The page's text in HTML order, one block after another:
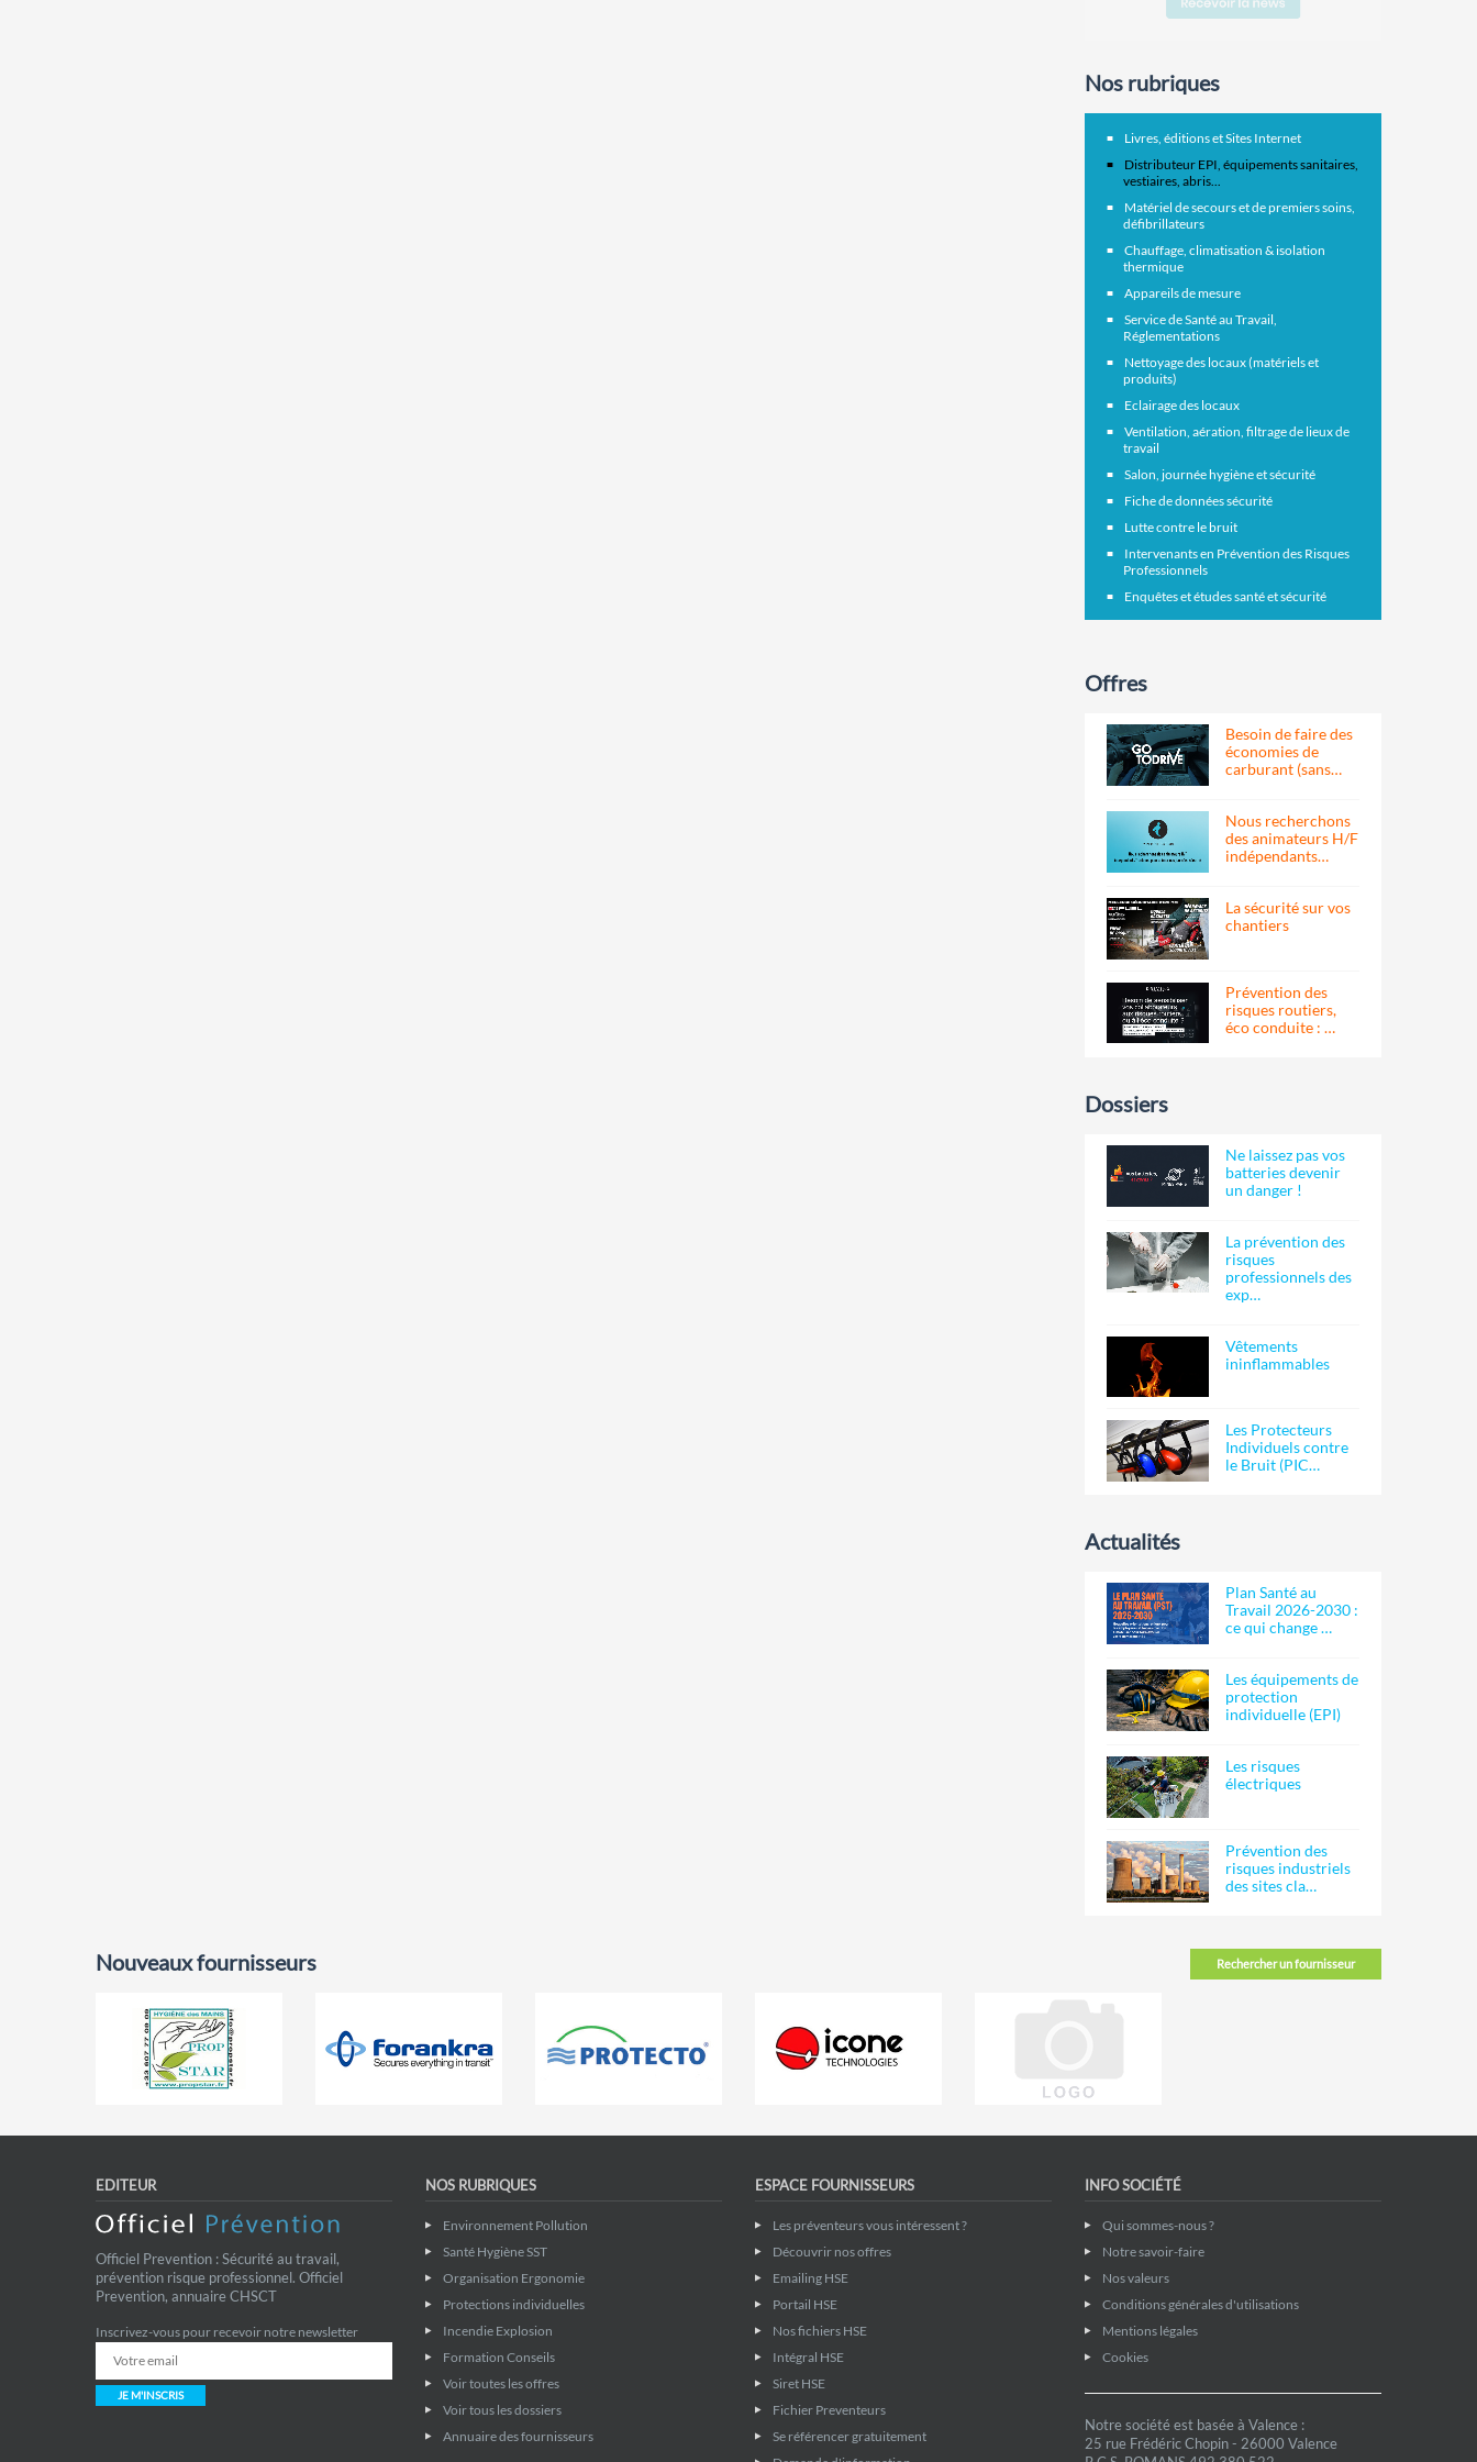
Nos rubriques
Livres, éditions et Sites Internet
Distributeur EPI, équipements sanitaires,
vestiaires, abris...
Matériel de secours et de premiers soins,
défibrillateurs
Chauffage, climatisation & isolation
thermique
Appareils de mesure
Service de Santé au Travail,
Réglementations
Nettoyage des locaux (matériels et
produits)
Eclairage des locaux
Ventilation, aération, filtrage de lieux de
travail
Salon, journée hygiène et sécurité
Fiche de données sécurité
Lutte contre le bruit
Intervenants en Prévention des Risques
Professionnels
Enquêtes et études santé et sécurité
Offres
Besoin de faire des
économies de
carburant (sans…
Nous recherchons
des animateurs H/F
indépendants…
La sécurité sur vos
chantiers
Prévention des
risques routiers,
éco conduite : …
Dossiers
Ne laissez pas vos
batteries devenir
un danger !
La prévention des
risques
professionnels des
exp…
Vêtements
ininflammables
Les Protecteurs
Individuels contre
le Bruit (PIC…
Actualités
Plan Santé au
Travail 2026-2030 :
ce qui change …
Les équipements de
protection
individuelle (EPI)
Les risques
électriques
Prévention des
risques industriels
des sites cla…
Rechercher un fournisseur
Nouveaux fournisseurs
EDITEUR
Officiel Prevention : Sécurité au travail,
prévention risque professionnel. Officiel
Prevention, annuaire CHSCT
Inscrivez-vous pour recevoir notre newsletter
JE M'INSCRIS
NOS RUBRIQUES
Environnement Pollution
Santé Hygiène SST
Organisation Ergonomie
Protections individuelles
Incendie Explosion
Formation Conseils
Voir toutes les offres
Voir tous les dossiers
Annuaire des fournisseurs
ESPACE FOURNISSEURS
Les préventeurs vous intéressent ?
Découvrir nos offres
Emailing HSE
Portail HSE
Nos fichiers HSE
Intégral HSE
Siret HSE
Fichier Preventeurs
Se référencer gratuitement
INFO SOCIÉTÉ
Qui sommes-nous ?
Notre savoir-faire
Nos valeurs
Conditions générales d'utilisations
Mentions légales
Cookies
Notre société est basée à Valence :
25 rue Frédéric Chopin - 26000 Valence